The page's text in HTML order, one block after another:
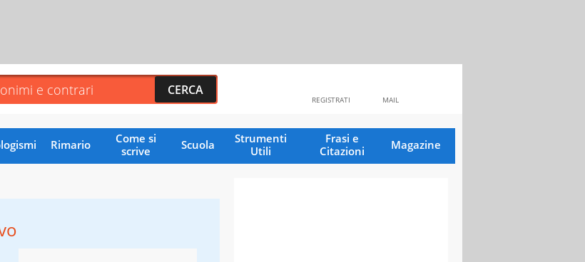
MAIL
REGISTRATI
Rimario
Come si
scrive
Scuola
Strumenti
Utili
Frasi e
Citazioni
Magazine